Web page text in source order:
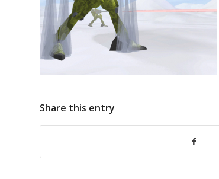
Share this entry